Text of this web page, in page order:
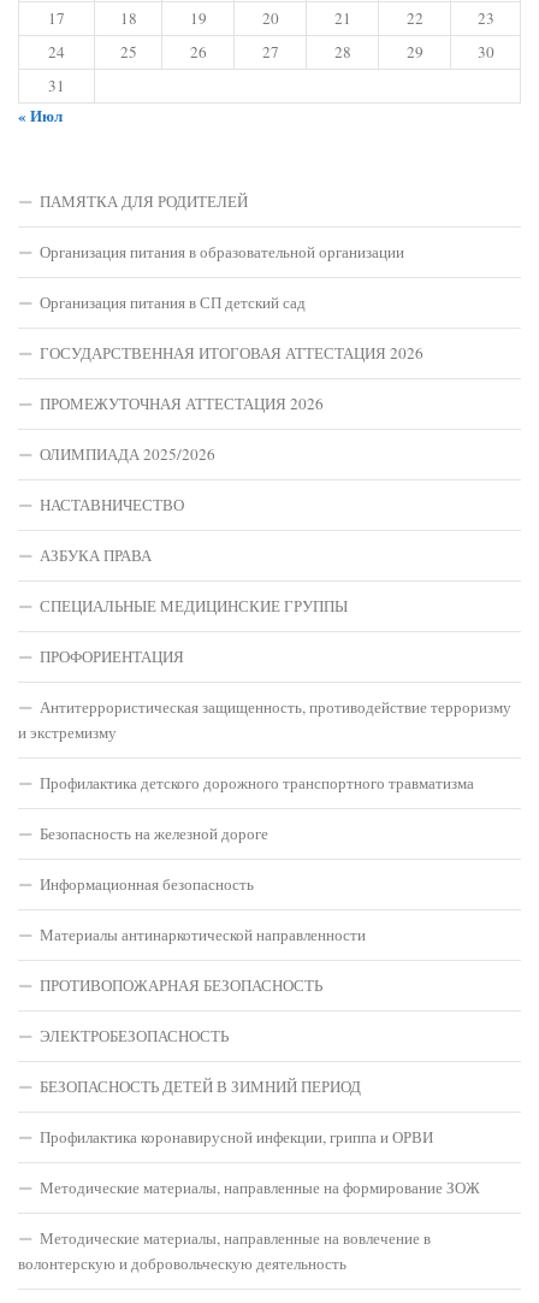
17
18 19 20 21 22
23
24
25 26 27 28 29
30
31
« Июл
ПАМЯТКА ДЛЯ РОДИТЕЛЕЙ
Организация питания в образовательной организации
Организация питания в СП детский сад
ГОСУДАРСТВЕННАЯ ИТОГОВАЯ АТТЕСТАЦИЯ 2026
ПРОМЕЖУТОЧНАЯ АТТЕСТАЦИЯ 2026
ОЛИМПИАДА 2025/2026
НАСТАВНИЧЕСТВО
АЗБУКА ПРАВА
СПЕЦИАЛЬНЫЕ МЕДИЦИНСКИЕ ГРУППЫ
ПРОФОРИЕНТАЦИЯ
Антитеррористическая защищенность, противодействие терроризму
и экстремизму
Профилактика детского дорожного транспортного травматизма
Безопасность на железной дороге
Информационная безопасность
Материалы антинаркотической направленности
ПРОТИВОПОЖАРНАЯ БЕЗОПАСНОСТЬ
ЭЛЕКТРОБЕЗОПАСНОСТЬ
БЕЗОПАСНОСТЬ ДЕТЕЙ В ЗИМНИЙ ПЕРИОД
Профилактика коронавирусной инфекции, гриппа и ОРВИ
Методические материалы, направленные на формирование ЗОЖ
Методические материалы, направленные на вовлечение в
волонтерскую и добровольческую деятельность